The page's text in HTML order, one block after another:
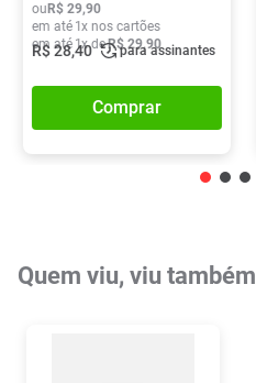
ou R$ 29,90
em até 1x nos cartões
em até 1x deR$ 29,90
R$28,40 para assinantes
Comprar
Quem viu, viu também